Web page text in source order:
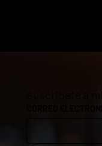
Suscríbete a
CORREO